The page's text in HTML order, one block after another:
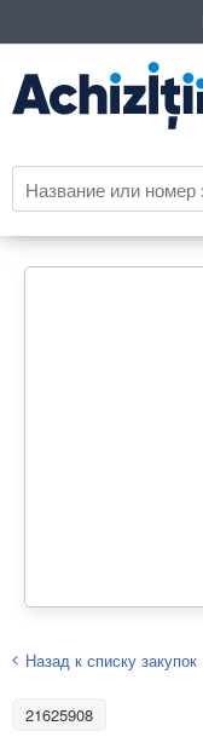
Назад к списку закупок
21625908